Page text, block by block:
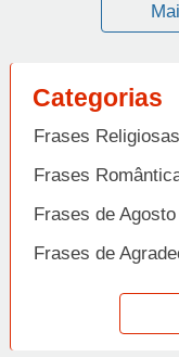
Categorias
Frases Religiosas
Frases
Frases de Agosto
Frases de
Frases de
Frases de Amor